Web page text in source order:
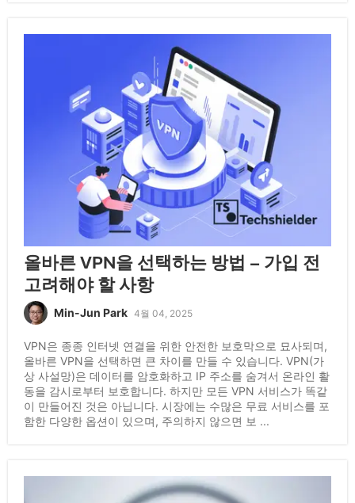
올바른 VPN을 선택하는 방법 – 가입 전
고려해야 할 사항
Min-Jun Park 4월 04, 2025
VPN은 종종 인터넷 연결을 위한 안전한 보호막으로 묘사되며,
올바른 VPN을 선택하면 큰 차이를 만들 수 있습니다. VPN(가
상 사설망)은 데이터를 암호화하고 IP 주소를 숨겨서 온라인 활
동을 감시로부터 보호합니다. 하지만 모든 VPN 서비스가 똑같
이 만들어진 것은 아닙니다. 시장에는 수많은 무료 서비스를 포
함한 다양한 옵션이 있으며, 주의하지 않으면 보 ...